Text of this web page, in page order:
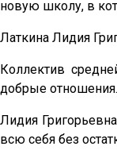
новую школу, в
Латкина Лидия
Коллектив
добрые отношения.
Лидия
всю себя без